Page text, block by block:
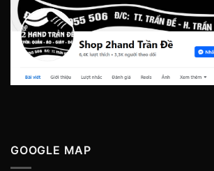
GOOGLE MAP